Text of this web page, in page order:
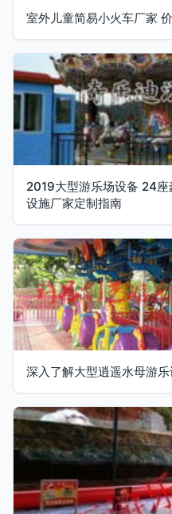
室外儿童简易小火车厂家
2019大型游乐场设备 24
设施厂家定制指南
深入了解大型逍遥水母游